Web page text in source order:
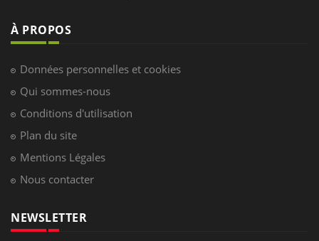
À PROPOS
Données personnelles et cookies
Qui sommes-nous
Conditions d'utilisation
Plan du site
Mentions Légales
Nous contacter
NEWSLETTER